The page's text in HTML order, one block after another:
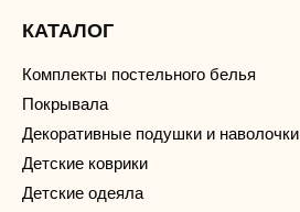
КАТАЛОГ
Комплекты постельного белья
Покрывала
Декоративные подушки и наволочки
Детские коврики
Детские одеяла